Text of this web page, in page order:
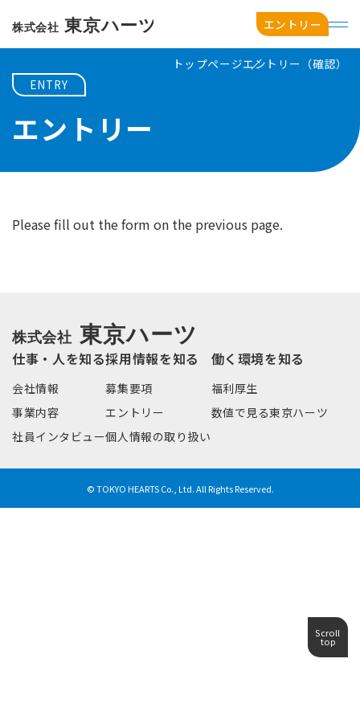
エントリー
会社情報
事業内容
数値で見る東京ハーツ
募集要項
Scroll
top
ENTRY
エントリー
トップページエントリー（確認）
Please fill out the form on the previous page.
仕事・人を知る
会社情報
事業内容
社員インタビュー
採用情報を知る
募集要項
エントリー
個人情報の取り扱い
働く環境を知る
福利厚生
数値で見る東京ハーツ
© TOKYO HEARTS Co., Ltd. All Rights Reserved.